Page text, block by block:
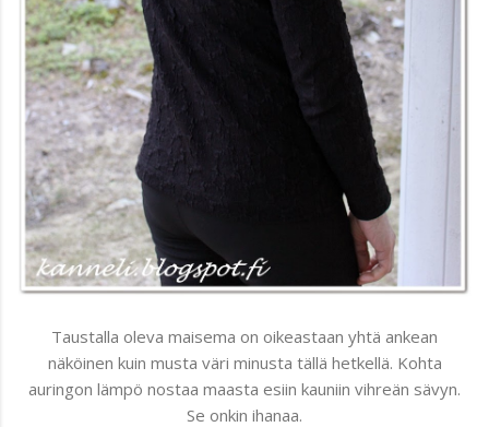
Taustalla oleva maisema on oikeastaan yhtä ankean
näköinen kuin musta väri minusta tällä hetkellä. Kohta
auringon lämpö nostaa maasta esiin kauniin vihreän sävyn.
Se onkin ihanaa.